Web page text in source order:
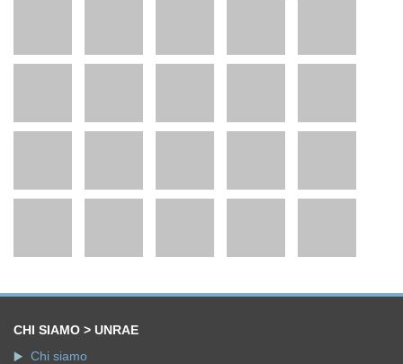
CHI SIAMO > UNRAE
Chi siamo